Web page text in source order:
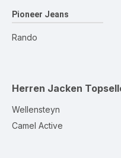
Pioneer Jeans
Rando
Herren Jacken
Wellensteyn
Camel Active